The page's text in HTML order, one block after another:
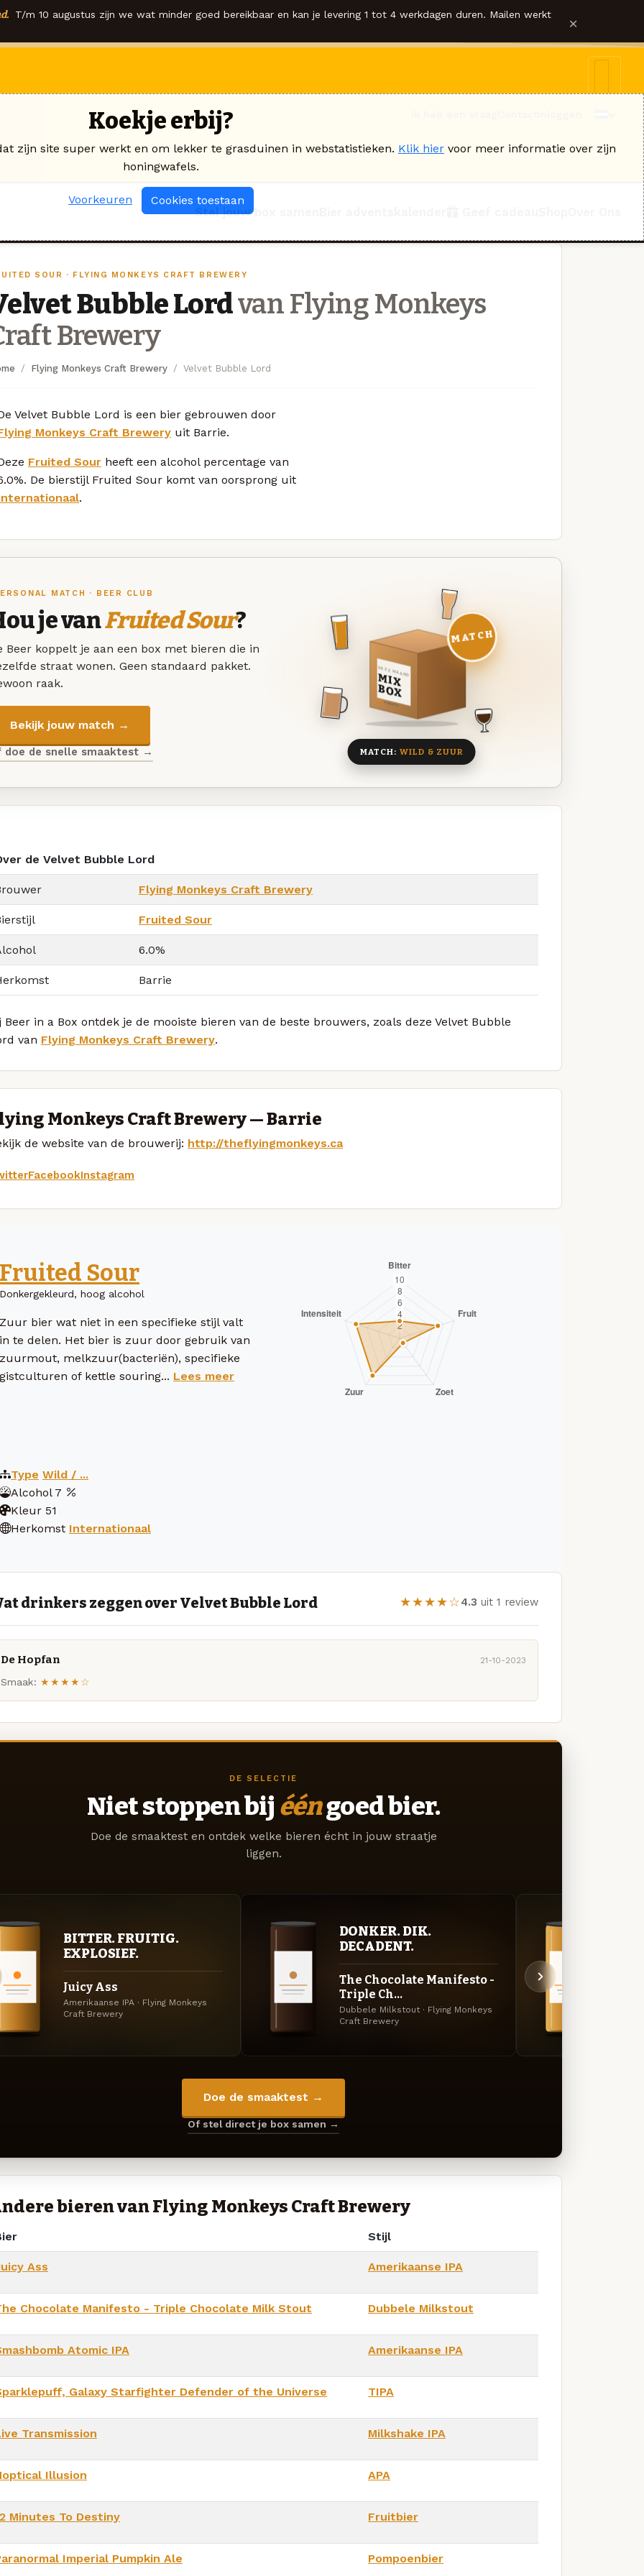
T/m 10 augustus zijn we wat minder goed bereikbaar en kan je levering 1 tot 4 werkdagen duren. Mailen werkt ×
Stel jouw box samen
SOUR · FLYING MONKEYS CRAFT BREWERY
Bubble Lordvan Flying Monkeys
Brewery
Flying Monkeys Craft Brewery Velvet Bubble Lord
Velvet Bubble Lord is een bier gebrouwen door
Monkeys Craft Brewery uit Barrie.
Fruited Sour heeft een alcohol percentage van
De bierstijl Fruited Sour komt van oorsprong uit
.
MATCH · BEER CLUB
je vanFruited Sour?
Beer koppelt je aan een box met bieren die in
straat wonen. Geen standaard pakket.
raak.
Bekijk jouw match →
doe de snelle smaaktest →
DEZE MAAND
MIX
BOX
8 BIEREN
MATCH
MATCH: WILD & ZUUR
de Velvet Bubble Lord
Flying Monkeys Craft Brewery
Fruited Sour
6.0%
Barrie
Beer in a Box ontdek je de mooiste bieren van de beste brouwers, zoals deze Velvet Bubble
van Flying Monkeys Craft Brewery.
Monkeys Craft Brewery — Barrie
de website van de brouwerij: http://theflyingmonkeys.ca
FacebookInstagram
Fruited Sour
Donkergekleurd, hoog alcohol
Zuur bier wat niet in een specifieke stijl valt
in te delen. Het bier is zuur door gebruik van
zuurmout, melkzuur(bacteriën), specifieke
gistculturen of kettle souring... Lees meer
Type Wild / ...
Alcohol 7
Kleur 51
Herkomst Internationaal
drinkers zeggen over Velvet Bubble Lord ★★★★☆4.3 uit 1 review
De Hopfan 21-10-2023
Smaak: ★★★★☆
DE SELECTIE
Niet stoppen bij ééngoed bier.
Doe de smaaktest en ontdek welke bieren écht in jouw straatje
liggen.
BITTER. FRUITIG.
EXPLOSIEF.
Juicy Ass
Amerikaanse IPA · Flying Monkeys
Craft Brewery
DONKER. DIK.
DECADENT.
The Chocolate Manifesto -
Triple Ch...
Dubbele Milkstout · Flying Monkeys
Craft Brewery
Doe de smaaktest →
Of stel direct je box samen →
bieren van Flying Monkeys Craft Brewery
Stijl
Ass Amerikaanse IPA
Chocolate Manifesto - Triple Chocolate Milk Stout Dubbele Milkstout
Atomic IPA Amerikaanse IPA
Galaxy Starfighter Defender of the Universe TIPA
Transmission Milkshake IPA
Illusion APA
Minutes To Destiny Fruitbier
Imperial Pumpkin Ale Pompoenbier
Koekje erbij?
zijn site super werkt en om lekker te grasduinen in webstatistieken. Klik hier voor meer informatie over zijn
honingwafels.
Voorkeuren Cookies toestaan